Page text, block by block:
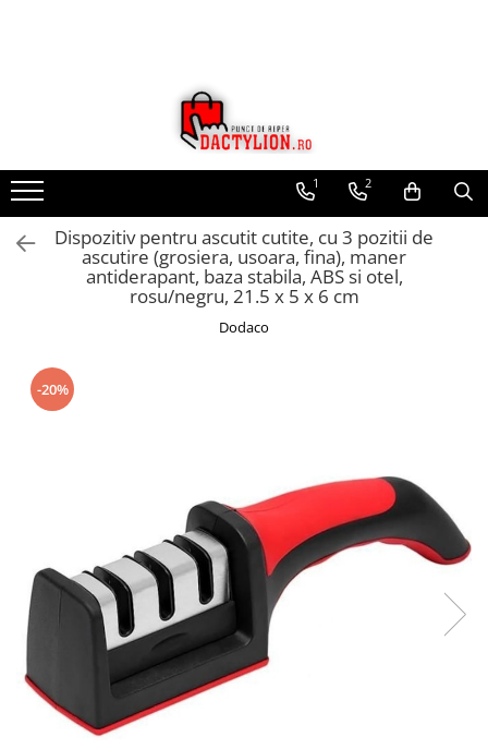
1 2
Dispozitiv pentru ascutit cutite, cu 3 pozitii de
ascutire (grosiera, usoara, fina), maner
antiderapant, baza stabila, ABS si otel,
rosu/negru, 21.5 x 5 x 6 cm
Dodaco
-20%